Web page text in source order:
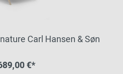
Carl Hansen & Søn
€*